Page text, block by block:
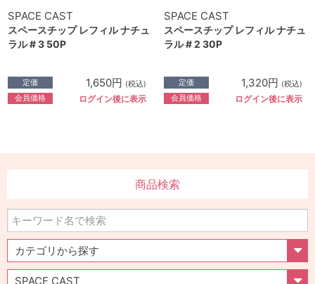
SPACE CAST
スペースチップ レフィル ナチュ
ラル # 3 50P
定価 1,650円 (税込)
会員価格 ログイン後に表示
SPACE CAST
スペースチップ レフィル ナチュ
ラル # 2 30P
定価 1,320円 (税込)
会員価格 ログイン後に表示
商品検索